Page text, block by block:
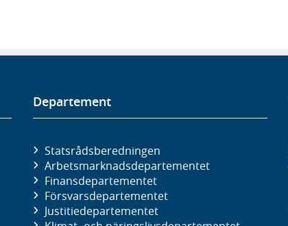
Departement
Statsrådsberedningen
Arbetsmarknads­departementet
Finans­departementet
Försvars­departementet
Justitie­departementet